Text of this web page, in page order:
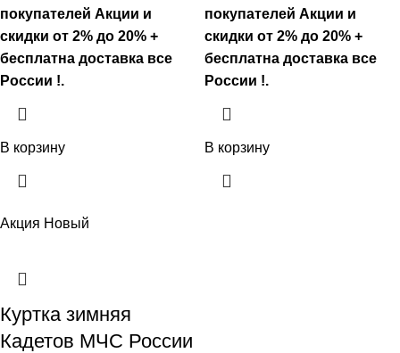
покупателей Акции и
скидки от 2% до 20% +
бесплатна доставка все
России !.
В корзину
покупателей Акции и
скидки от 2% до 20% +
бесплатна доставка все
России !.
В корзину
Акция Новый
Куртка зимняя
Кадетов МЧС России